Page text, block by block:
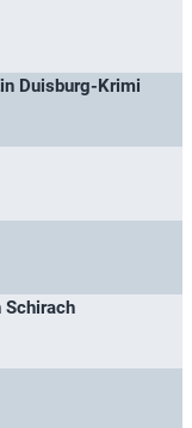
Duisburg-Krimi
Schirach